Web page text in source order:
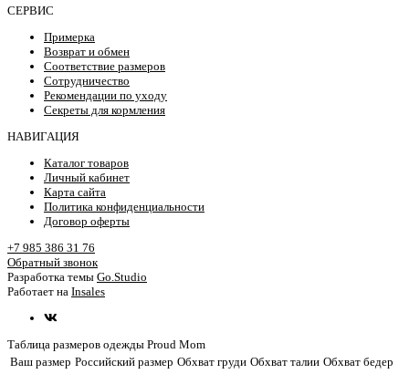
СЕРВИС
Примерка
Возврат и обмен
Соответствие размеров
Сотрудничество
Рекомендации по уходу
Секреты для кормления
НАВИГАЦИЯ
Каталог товаров
Личный кабинет
Карта сайта
Политика конфиденциальности
Договор оферты
+7 985 386 31 76
Обратный звонок
Разработка темы Go.Studio
Работает на Insales
Таблица размеров одежды Proud Mom
Ваш размер Российский размер Обхват груди Обхват талии Обхват бедер